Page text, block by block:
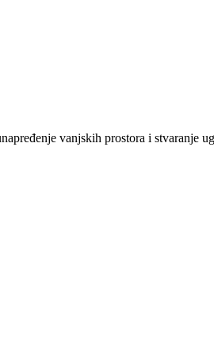
vanjskih prostora i stvaranje